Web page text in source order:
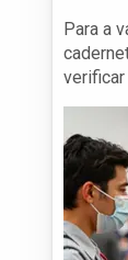
Para a
verificar